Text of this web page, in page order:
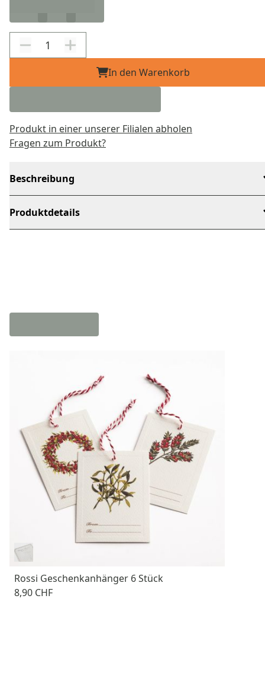
In den Warenkorb
Produkt in einer unserer Filialen abholen
Fragen zum Produkt?
Beschreibung
Produktdetails
Rossi Geschenkanhänger 6 Stück
8,90 CHF